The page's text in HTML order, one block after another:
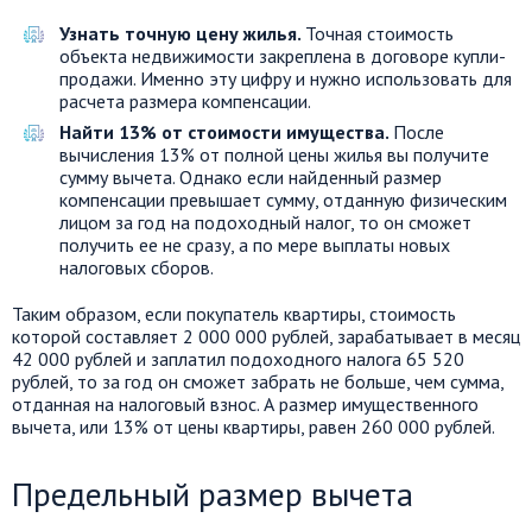
Узнать точную цену жилья. Точная стоимость
объекта недвижимости закреплена в договоре купли-
продажи. Именно эту цифру и нужно использовать для
расчета размера компенсации.
Найти 13% от стоимости имущества. После
вычисления 13% от полной цены жилья вы получите
сумму вычета. Однако если найденный размер
компенсации превышает сумму, отданную физическим
лицом за год на подоходный налог, то он сможет
получить ее не сразу, а по мере выплаты новых
налоговых сборов.
Таким образом, если покупатель квартиры, стоимость
которой составляет 2 000 000 рублей, зарабатывает в месяц
42 000 рублей и заплатил подоходного налога 65 520
рублей, то за год он сможет забрать не больше, чем сумма,
отданная на налоговый взнос. А размер имущественного
вычета, или 13% от цены квартиры, равен 260 000 рублей.
Предельный размер вычета